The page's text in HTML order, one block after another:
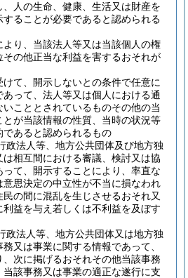
、人の生命、健康、生活又は財産を
ることが必要であると認められる
より、当該法人等又は当該個人の権
その他正当な利益を害するおそれが
て、開示しないとの条件で任意に
って、法人等又は個人における通
こととされているものその他の当
とが当該情報の性質、当時の状況等
であると認められるもの
政法人等、地方公共団体及び地方独
相互間における審議、検討又は協
て、開示することにより、率直な
思決定の中立性が不当に損なわれ
の間に混乱を生じさせるおそれ又
益を与え若しくは不利益を及ぼす
政法人等、地方公共団体又は地方独
又は事業に関する情報であって、
次に掲げるおそれその他当該事務
当該事務又は事業の適正な遂行に支